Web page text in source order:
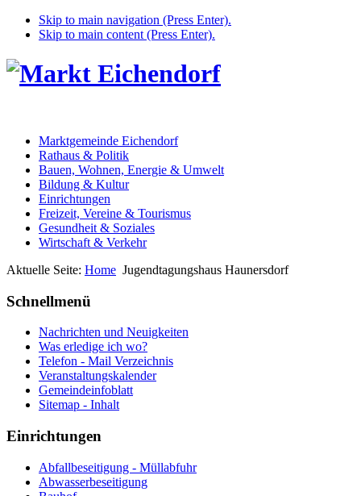
Skip to main navigation (Press Enter).
Skip to main content (Press Enter).
Marktgemeinde Eichendorf
Rathaus & Politik
Bauen, Wohnen, Energie & Umwelt
Bildung & Kultur
Einrichtungen
Freizeit, Vereine & Tourismus
Gesundheit & Soziales
Wirtschaft & Verkehr
Aktuelle Seite: Home Jugendtagungshaus Haunersdorf
Schnellmenü
Nachrichten und Neuigkeiten
Was erledige ich wo?
Telefon - Mail Verzeichnis
Veranstaltungskalender
Gemeindeinfoblatt
Sitemap - Inhalt
Einrichtungen
Abfallbeseitigung - Müllabfuhr
Abwasserbeseitigung